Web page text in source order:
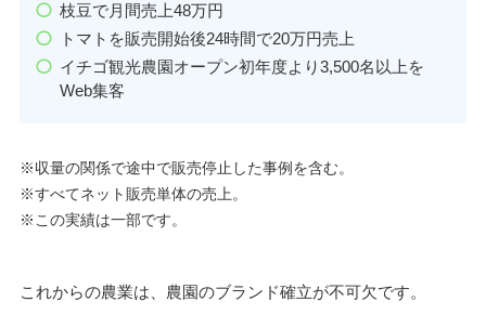
枝豆で月間売上48万円
トマトを販売開始後24時間で20万円売上
イチゴ観光農園オープン初年度より3,500名以上を
Web集客
※収量の関係で途中で販売停止した事例を含む。
※すべてネット販売単体の売上。
※この実績は一部です。
これからの農業は、農園のブランド確立が不可欠です。